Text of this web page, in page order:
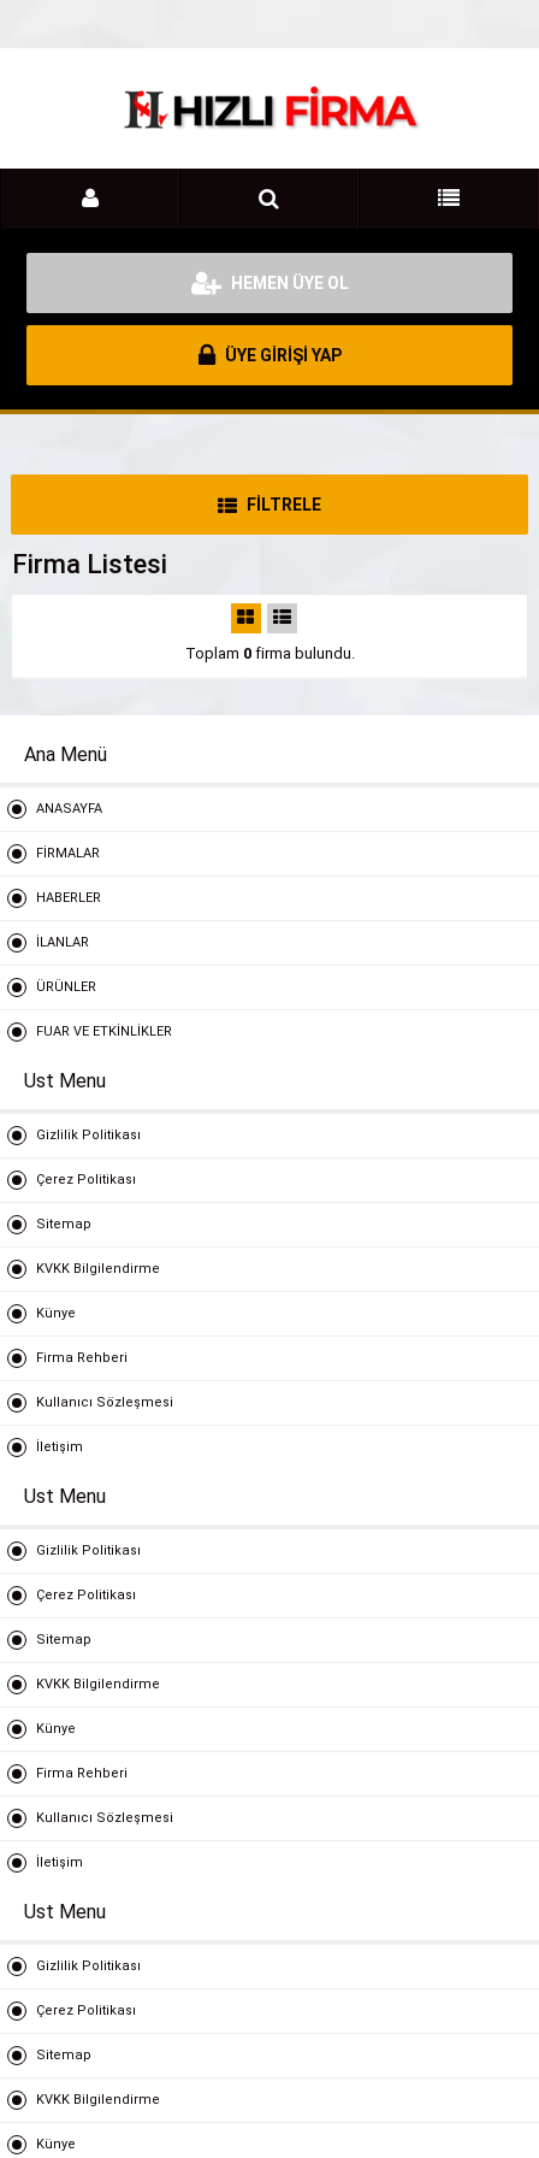
HEMEN ÜYE OL
ÜYE GİRİŞİ YAP
FİLTRELE
Firma Listesi
Toplam 0firma bulundu.
Ana Menü
ANASAYFA
FİRMALAR
HABERLER
İLANLAR
ÜRÜNLER
FUAR VE ETKİNLİKLER
Ust Menu
Gizlilik Politikası
Çerez Politikası
Sitemap
KVKK Bilgilendirme
Künye
Firma Rehberi
Kullanıcı Sözleşmesi
İletişim
Ust Menu
Gizlilik Politikası
Çerez Politikası
Sitemap
KVKK Bilgilendirme
Künye
Firma Rehberi
Kullanıcı Sözleşmesi
İletişim
Ust Menu
Gizlilik Politikası
Çerez Politikası
Sitemap
KVKK Bilgilendirme
Künye